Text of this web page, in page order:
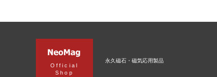
Official
Shop
永久磁石・磁気応用製品